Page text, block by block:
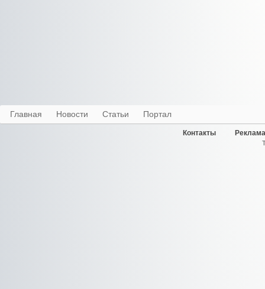
Главная Новости Статьи Портал
Контакты